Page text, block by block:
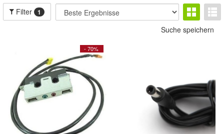
Filter 1
Suche speichern
- 70%